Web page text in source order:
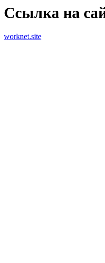
Ссылка на
worknet.site